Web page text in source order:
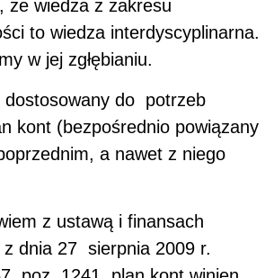
że wiedza z zakresu
to wiedza interdyscyplinarna.
w jej zgłębianiu.
dostosowany do potrzeb
kont (bezpośrednio powiązany
a nawet z niego
z ustawą i finansach
z dnia 27 sierpnia 2009 r.